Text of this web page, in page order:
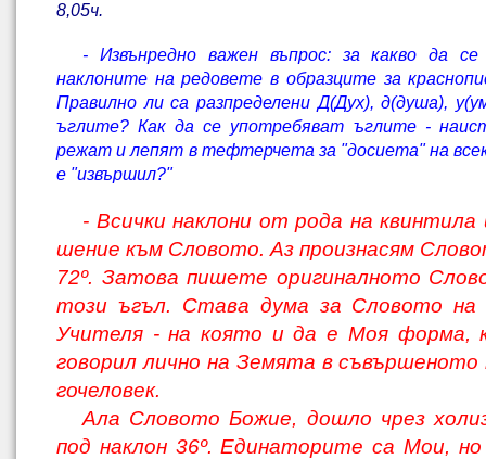
8,05ч.
- Извънредно важен въпрос: за какво да се
наклоните на редовете в образците за
Правилно ли са разпределени Д(Дух), д(душа),
ъглите? Как да се употребяват ъглите -
режат и лепят в тефтерчета за "досиета" на
е "извършил?"
- Всички наклони от рода на
шение към Словото. Аз произнасям
72º. Затова пишете оригиналното
този ъгъл. Става дума за Словото на
Учителя - на която и да е Моя форма,
говорил лично на Земята в
гочеловек.
Ала Словото Божие, дошло чрез
под наклон 36º. Единаторите са Мои,